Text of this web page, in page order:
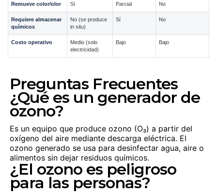
Remueve color/olor Sí Parcial No
Requiere almacenar
químicos
No (se produce
in situ)
Sí No
Costo operativo
Medio (solo
electricidad)
Bajo Bajo
Preguntas Frecuentes
¿Qué es un generador de
ozono?
Es un equipo que produce ozono (O₃) a partir del
oxígeno del aire mediante descarga eléctrica. El
ozono generado se usa para desinfectar agua, aire o
alimentos sin dejar residuos químicos.
¿El ozono es peligroso
para las personas?